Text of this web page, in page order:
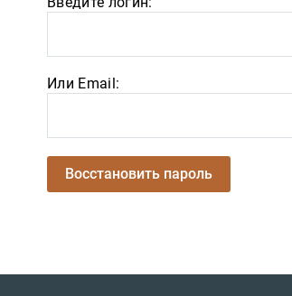
Или Email:
и
Учебная
литература
Публицистика
Проза